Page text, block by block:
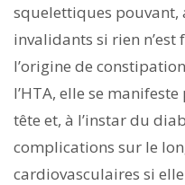
squelettiques pouvant,
invalidants si rien
l’origine de
l’HTA, elle se
tête et, à l’instar du
complications sur le
cardiovasculaires si